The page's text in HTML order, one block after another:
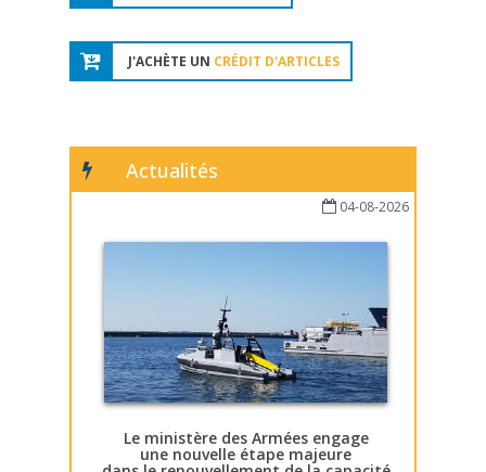
J'ACHÈTE UN CRÉDIT D'ARTICLES
Actualités
04-08-2026
Le ministère des Armées engage
une nouvelle étape majeure